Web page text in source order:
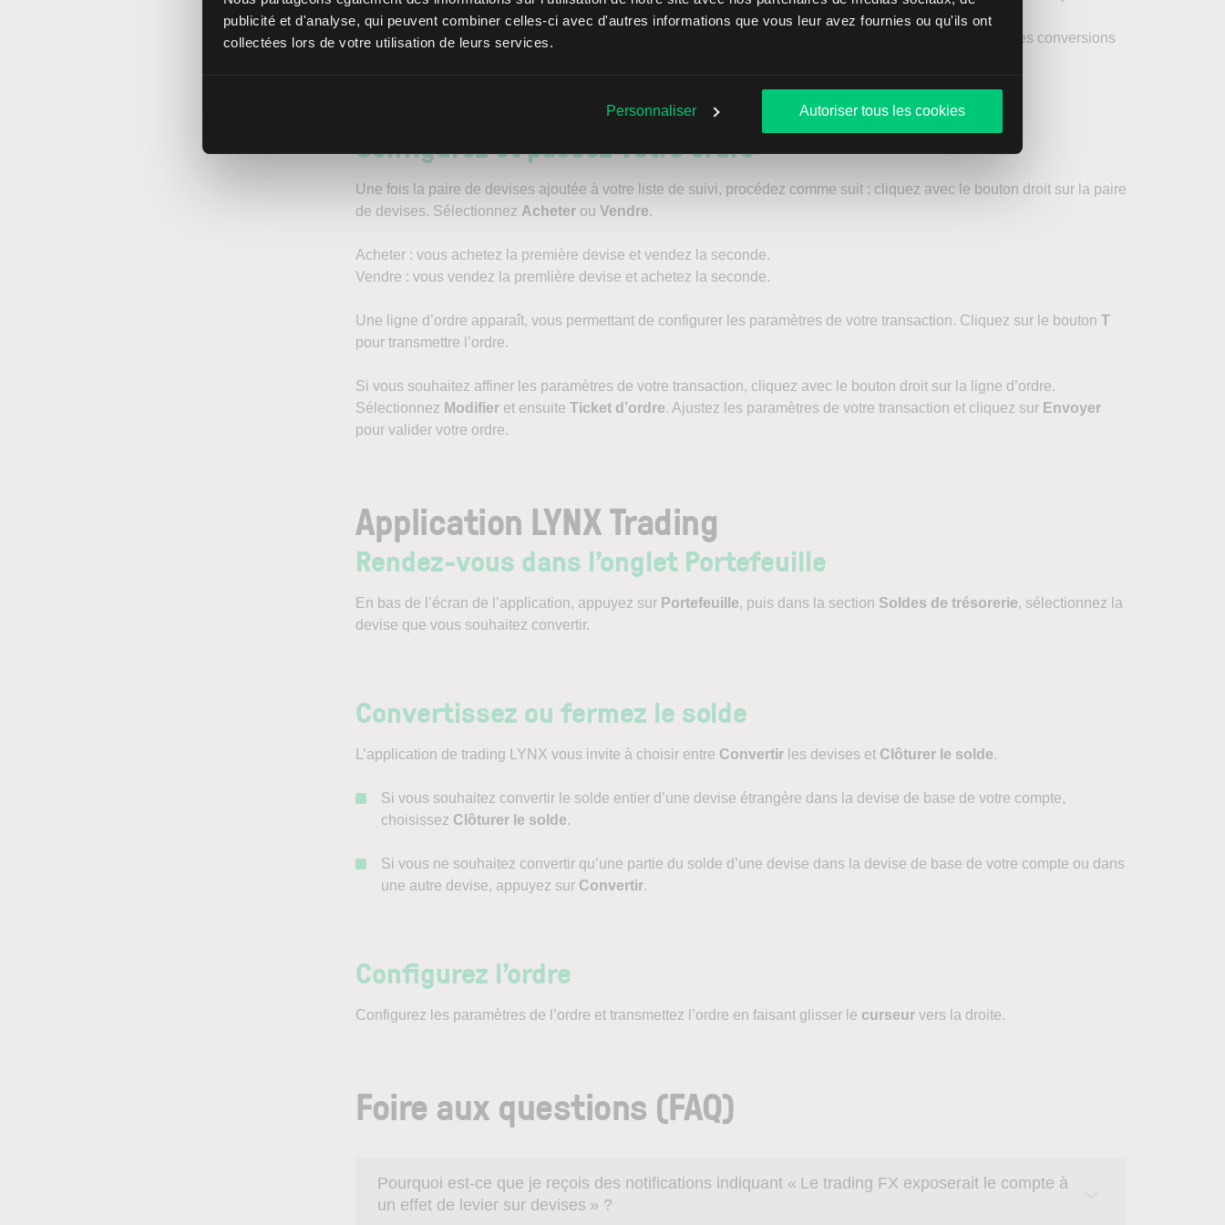
publicité et d'analyse, qui peuvent combiner celles-ci avec d'autres informations que vous leur avez fournies ou qu'ils ont
collectées lors de votre utilisation de leurs services.
Personnaliser Autoriser tous les cookies
Vous pouvez également retrouver les principales paires de devises dans l’onglet
, qui répertorie les conversions
Configurezet passez votre ordre
Une fois la paire de devises ajoutée à votre liste de suivi, procédez comme suit : cliquez avec le bouton droit sur la paire
de devises. Sélectionnez Acheter ou Vendre.
Acheter : vous achetez la première devise et vendez la seconde.
Vendre : vous vendez la premlière devise et achetez la seconde.
Une ligne d’ordre apparaît, vous permettant de configurer les paramètres de votre transaction. Cliquez sur le bouton T
pour transmettre l’ordre.
Si vous souhaitez affiner les paramètres de votre transaction, cliquez avec le bouton droit sur la ligne d’ordre.
Sélectionnez Modifier et ensuite Ticket d’ordre. Ajustez les paramètres de votre transaction et cliquez sur Envoyer
pour valider votre ordre.
Application LYNX Trading
Rendez-vous dans l’onglet Portefeuille
En bas de l’écran de l’application, appuyez sur Portefeuille, puis dans la section Soldes de trésorerie, sélectionnez la
devise que vous souhaitez convertir.
Convertissez ou fermez le solde
L’application de trading LYNX vous invite à choisir entre Convertir les devises et Clôturer le solde.
Si vous souhaitez convertir le solde entier d’une devise étrangère dans la devise de base de votre compte,
choisissez Clôturer le solde.
Si vous ne souhaitez convertir qu’une partie du solde d’une devise dans la devise de base de votre compte ou dans
une autre devise, appuyez sur Convertir.
Configurez l’ordre
Configurez les paramètres de l’ordre et transmettez l’ordre en faisant glisser le curseur vers la droite.
Foire aux questions (FAQ)
Pourquoi est-ce que je reçois des notifications indiquant « Le trading FX exposerait le compte à
un effet de levier sur devises » ?